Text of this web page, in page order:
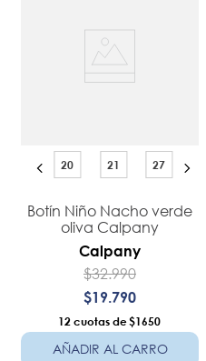
20 21 27
Botín Niño Nacho verde
oliva Calpany
Calpany
$32.990
$19 790
12 $1650
AÑADIR AL CARRO